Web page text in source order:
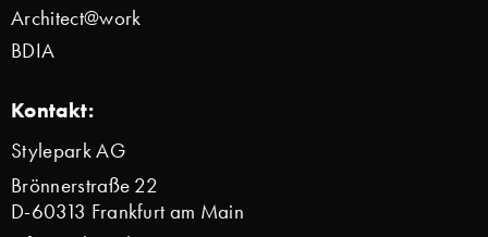
Architect@work
BDIA
Kontakt:
Stylepark AG
Brönnerstraße 22
D-60313 Frankfurt am Main